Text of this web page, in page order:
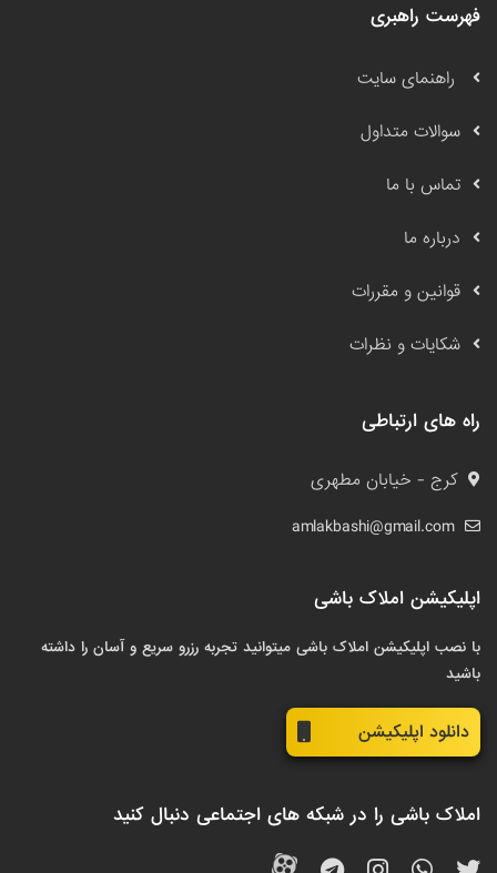
فهرست راهبری
راهنمای سایت
سوالات متداول
تماس با ما
درباره ما
قوانین و مقررات
شکایات و نظرات
راه های ارتباطی
کرج - خیابان مطهری
amlakbashi@gmail.com
اپلیکیشن املاک باشی
با نصب اپلیکیشن املاک باشی میتوانید تجربه رزرو سریع و آسان را داشته
باشید
دانلود اپلیکیشن
املاک باشی را در شبکه های اجتماعی دنبال کنید